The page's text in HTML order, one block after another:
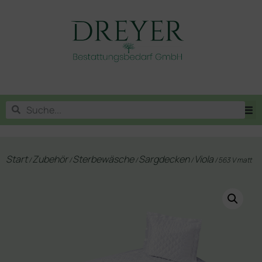
Start/Zubehör/Sterbewäsche/Sargdecken/Viola/ 563 V matt